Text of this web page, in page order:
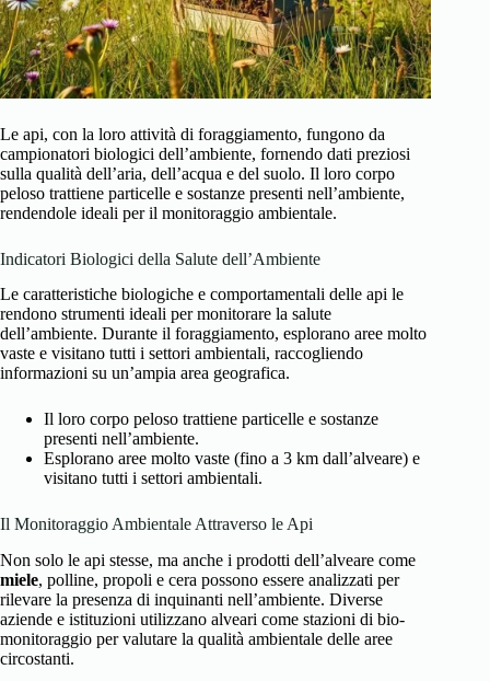
Le api, con la loro attività di foraggiamento, fungono da
campionatori biologici dell’ambiente, fornendo dati preziosi
sulla qualità dell’aria, dell’acqua e del suolo. Il loro corpo
peloso trattiene particelle e sostanze presenti nell’ambiente,
rendendole ideali per il monitoraggio ambientale.
Indicatori Biologici della Salute dell’Ambiente
Le caratteristiche biologiche e comportamentali delle api le
rendono strumenti ideali per monitorare la salute
dell’ambiente. Durante il foraggiamento, esplorano aree molto
vaste e visitano tutti i settori ambientali, raccogliendo
informazioni su un’ampia area geografica.
Il loro corpo peloso trattiene particelle e sostanze
presenti nell’ambiente.
Esplorano aree molto vaste (fino a 3 km dall’alveare) e
visitano tutti i settori ambientali.
Il Monitoraggio Ambientale Attraverso le Api
Non solo le api stesse, ma anche i prodotti dell’alveare come
miele, polline, propoli e cera possono essere analizzati per
rilevare la presenza di inquinanti nell’ambiente. Diverse
aziende e istituzioni utilizzano alveari come stazioni di bio-
monitoraggio per valutare la qualità ambientale delle aree
circostanti.